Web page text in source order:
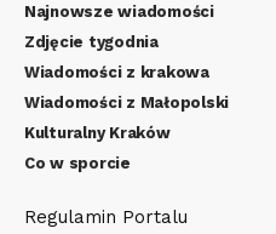
Najnowsze wiadomości
Zdjęcie tygodnia
Wiadomości z krakowa
Wiadomości z Małopolski
Kulturalny Kraków
Co w sporcie
Regulamin Portalu